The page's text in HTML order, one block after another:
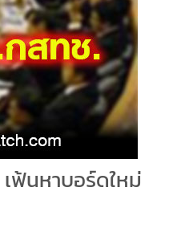
ฟ้นหาบอร์ดใหม่